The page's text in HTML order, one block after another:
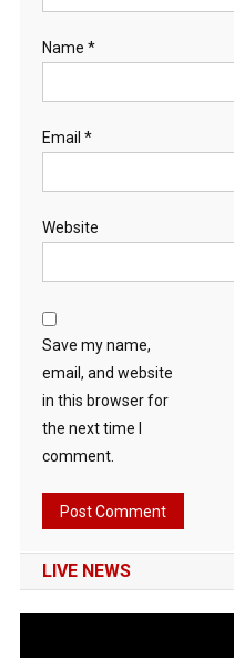
Name *
Email *
Website
Save my name,
email, and website
in this browser for
the next time I
comment.
LIVE NEWS